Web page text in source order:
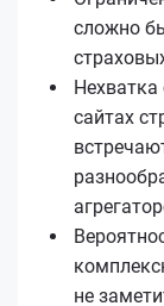
сложно
сайтах
не